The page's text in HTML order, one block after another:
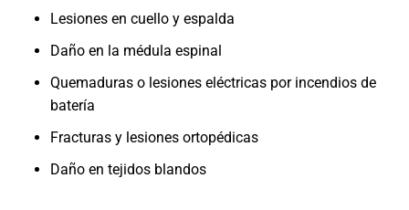
Lesiones en cuello y espalda
Daño en la médula espinal
Quemaduras o lesiones eléctricas por incendios de
batería
Fracturas y lesiones ortopédicas
Daño en tejidos blandos